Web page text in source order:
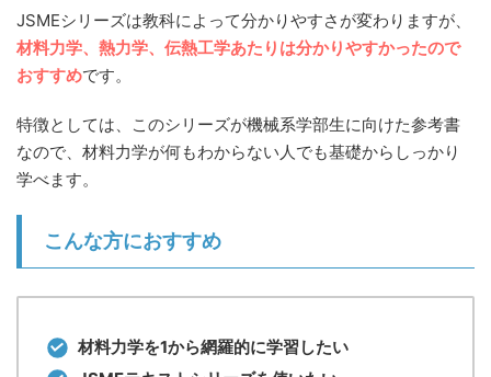
JSMEシリーズは教科によって分かりやすさが変わりますが、
材料力学、熱力学、伝熱工学あたりは分かりやすかったので
おすすめです。
特徴としては、このシリーズが機械系学部生に向けた参考書
なので、材料力学が何もわからない人でも基礎からしっかり
学べます。
こんな方におすすめ
材料力学を1から網羅的に学習したい